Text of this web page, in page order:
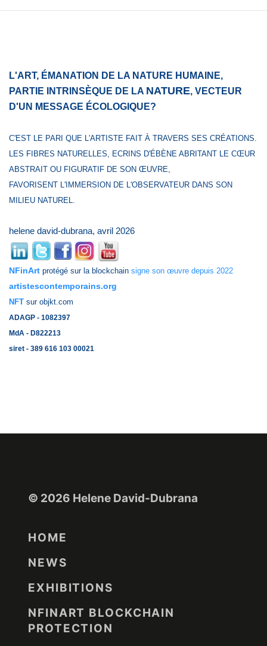
L'ART, É MANATION DE LA NATURE HUMAINE,
PARTIE INTRINS ÈQUE DE LA NATURE, VECTEUR
D'UN M ESSAGE ÉCOLOGIQUE?
C'EST LE PARI QUE L'ARTISTE FAIT À TRAVERS SES CRÉATIONS.
LES FIBRES NATURELLES, ECRINS D'ÉBÈNE ABRITANT LE CŒUR
ABSTRAIT OU FIGURATIF DE SON ŒUVRE,
FAVORISENT L'IMMERSION DE L'OBSERVATEUR DANS SON
MILIEU NATUREL.
helene david-dubrana, avril 2026
NFinArt protégé sur la blockchain signe son œuvre depuis 2022
artistescontemporains.org
NFT sur objkt.com
ADAGP - 1082397
MdA - D822213
siret - 389 616 103 00021
© 2026 Helene David-Dubrana
HOME
NEWS
EXHIBITIONS
NFINART BLOCKCHAIN
PROTECTION